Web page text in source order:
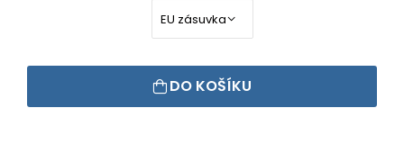
DO KOŠÍKU